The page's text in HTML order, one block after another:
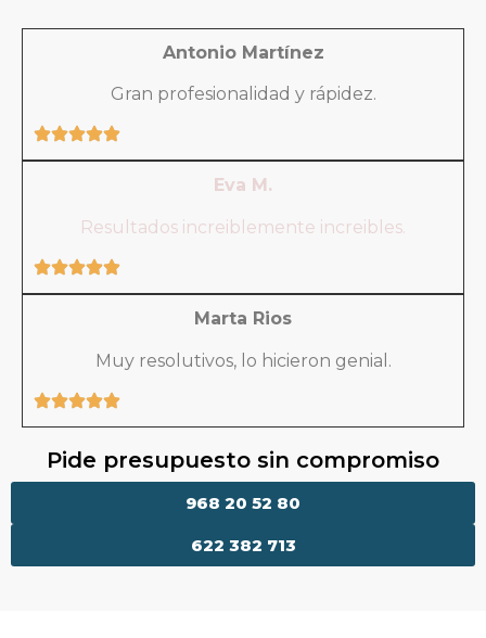
Antonio Martínez
Gran profesionalidad y rápidez.
Eva M.
Resultados increiblemente increibles.
Marta Rios
Muy resolutivos, lo hicieron genial.
Pide presupuesto sin compromiso
622 382 713
968 20 52 80